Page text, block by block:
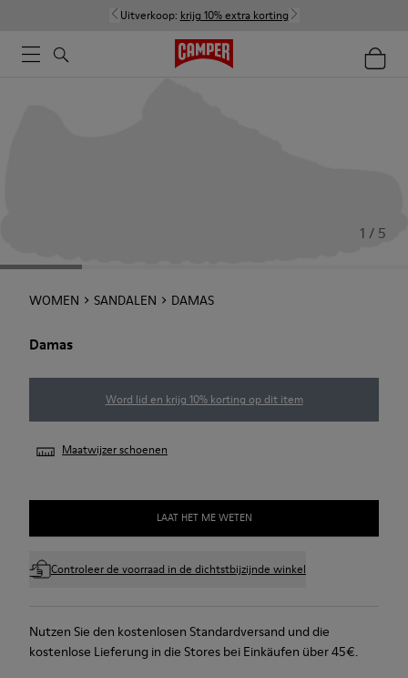
Uitverkoop: krijg 10% extra korting
1 / 5
WOMEN SANDALEN DAMAS
Damas
Word lid en krijg 10% korting op dit item
Maatwijzer schoenen
LAAT HET ME WETEN
Controleer de voorraad in de dichtstbijzijnde winkel
Nutzen Sie den kostenlosen Standardversand und die
kostenlose Lieferung in die Stores bei Einkäufen über 45€.